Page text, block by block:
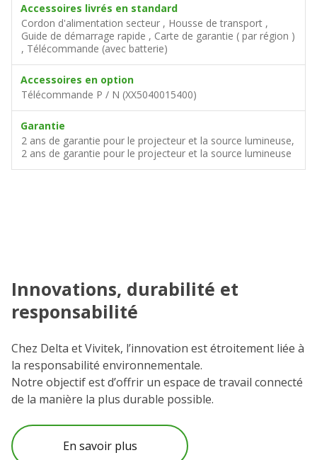
Accessoires livrés en standard
Cordon d'alimentation secteur , Housse de transport ,
Guide de démarrage rapide , Carte de garantie ( par région )
, Télécommande (avec batterie)
Accessoires en option
Télécommande P / N (XX5040015400)
Garantie
2 ans de garantie pour le projecteur et la source lumineuse,
2 ans de garantie pour le projecteur et la source lumineuse
Innovations, durabilité et
responsabilité
Chez Delta et Vivitek, l’innovation est étroitement liée à
la responsabilité environnementale.
Notre objectif est d’offrir un espace de travail connecté
de la manière la plus durable possible.
En savoir plus